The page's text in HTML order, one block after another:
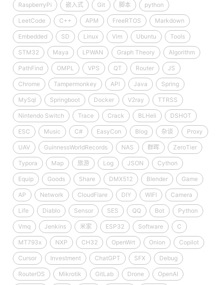
RaspberryPi 嵌入式 Git 脚本 python
LeetCode C++ APM FreeRTOS Markdown
Embedded SD Linux Vim Ubuntu Tools
STM32 Maya LPWAN Graph Theory Algorithm
PathFind OMPL VPS QT Router JS
Chrome Tampermonkey API Java Spring
MySql Springboot Docker V2ray TTRSS
Nintendo Switch Trace Crack BLHeli DSHOT
ESC Music C# EasyCon Blog 杂谈 Proxy
UAV GuinnessWorldRecords NAS 群晖 ZeroTier
Typora Map 旅游 Log JSON Cython
Equip Goods Share DMX512 Blender Game
AP Network CloudFlare DIY WIFI Camera
Life Diablo Sensor SES QQ Bot Python
Vmq Jenkins 米家 ESP32 Software C
MT793x NXP CH32 OpenWrt Onion Copilot
Cursor Investment ChatGPT SFX Debug
RouterOS Mikrotik GitLab Drone OpenAI